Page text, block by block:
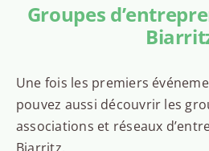
Groupes
Une fois les premiers
pouvez aussi découvrir les
associations et réseaux